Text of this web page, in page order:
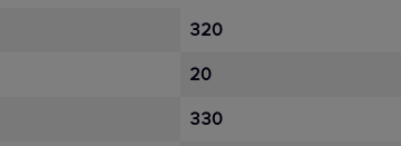
320
20
330